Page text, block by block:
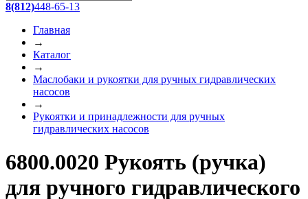
8(812)448-65-13
Главная
→
Каталог
→
Маслобаки и рукоятки для ручных гидравлических
насосов
→
Рукоятки и принадлежности для ручных
гидравлических насосов
6800.0020 Рукоять (ручка)
для ручного гидравлического